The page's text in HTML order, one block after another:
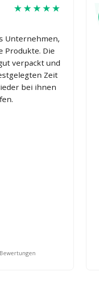
★★★★★
Unternehmen,
Produkte. Die
verpackt und
Zeit
bei ihnen